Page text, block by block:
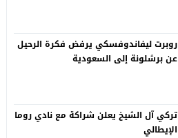
روبرت ليفاندوفسكي يرفض فكرة الرحيل
عن برشلونة إلى السعودية
تركي آل الشيخ يعلن شراكة مع نادي روما
الإيطالي